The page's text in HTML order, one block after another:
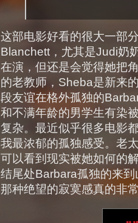
这部电影好看的很大一部
Blanchett，尤其是Judi奶
在演，但还是会觉得她把
的老教师，Sheba是新来
段友谊在格外孤独的
和不满年龄的男学生有染
复杂。最近似乎很多电影
我最浓郁的孤独感受。老
可以看到现实被她如何的
结尾处Barbara孤独的来
那种绝望的寂寞感真的非